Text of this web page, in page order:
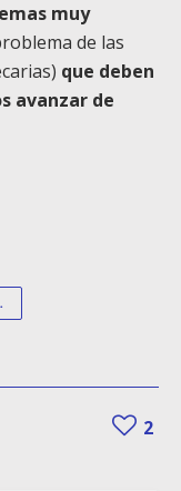
muy
de las
que deben
avanzar de
2